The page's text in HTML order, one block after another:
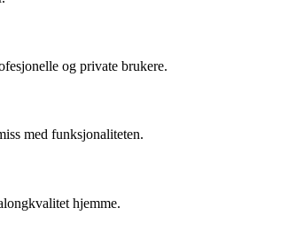
og private brukere.
med funksjonaliteten.
hjemme.